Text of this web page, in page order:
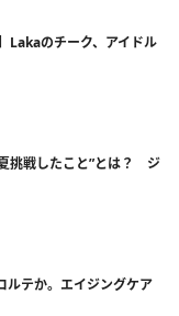
Lakaのチーク、アイドル
挑戦したこと”とは？ ジ
ルテか。エイジングケア